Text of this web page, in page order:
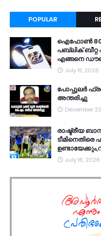
POPULAR
ഐഫോൺ
പബ്ലിക്
എങ്ങനെ
July 15, 2026
പോപ്പുലർ
അന്തരിച്ചു
December
രാഷ്ട്രീയ
July 16, 2026